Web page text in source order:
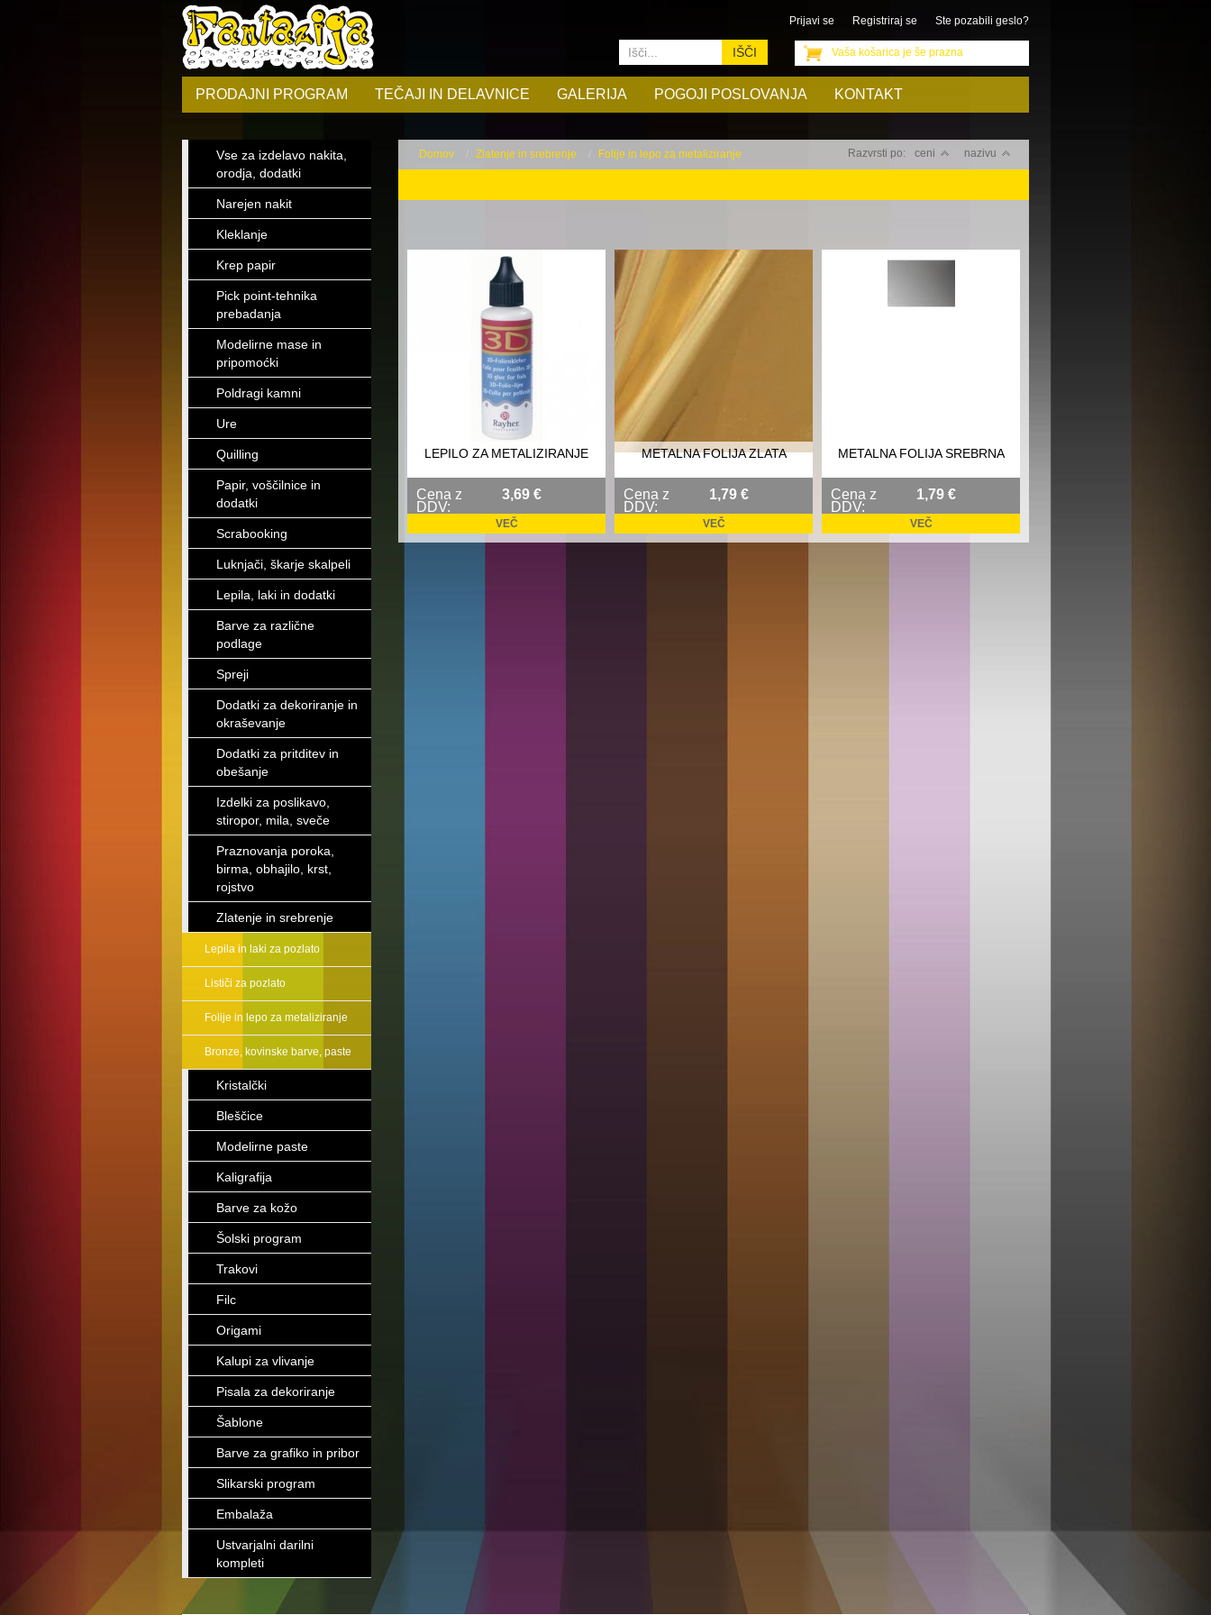
Prijavi se Registriraj se Ste pozabili geslo?
Vaša košarica je še prazna
PRODAJNI PROGRAM TEČAJI IN DELAVNICE GALERIJA POGOJI POSLOVANJA KONTAKT
IŠČI
Vse za izdelavo nakita,
orodja, dodatki
Narejen nakit
Kleklanje
Krep papir
Pick point-tehnika
prebadanja
Modelirne mase in
pripomoćki
Poldragi kamni
Ure
Quilling
Papir, voščilnice in
dodatki
Scrabooking
Luknjači, škarje skalpeli
Lepila, laki in dodatki
Barve za različne
podlage
Spreji
Dodatki za dekoriranje in
okraševanje
Dodatki za pritditev in
obešanje
Izdelki za poslikavo,
stiropor, mila, sveče
Praznovanja poroka,
birma, obhajilo, krst,
rojstvo
Zlatenje in srebrenje
Lepila in laki za pozlato
Lističi za pozlato
Folije in lepo za metaliziranje
Bronze, kovinske barve, paste
Kristalčki
Bleščice
Modelirne paste
Kaligrafija
Barve za kožo
Šolski program
Trakovi
Filc
Origami
Kalupi za vlivanje
Pisala za dekoriranje
Šablone
Barve za grafiko in pribor
Slikarski program
Embalaža
Ustvarjalni darilni
kompleti
Domov Zlatenje in srebrenje Folije in lepo za metaliziranje Razvrsti po: ceni nazivu
LEPILO ZA METALIZIRANJE
Cena z
DDV:
3,69 €
VEČ
METALNA FOLIJA ZLATA
Cena z
DDV:
1,79 €
VEČ
METALNA FOLIJA SREBRNA
Cena z
DDV:
1,79 €
VEČ